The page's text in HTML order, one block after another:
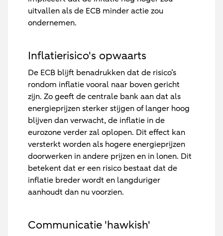
uitvallen als de ECB minder actie zou
ondernemen.
Inflatierisico's opwaarts
De ECB blijft benadrukken dat de risico’s
rondom inflatie vooral naar boven gericht
zijn. Zo geeft de centrale bank aan dat als
energieprijzen sterker stijgen of langer hoog
blijven dan verwacht, de inflatie in de
eurozone verder zal oplopen. Dit effect kan
versterkt worden als hogere energieprijzen
doorwerken in andere prijzen en in lonen. Dit
betekent dat er een risico bestaat dat de
inflatie breder wordt en langduriger
aanhoudt dan nu voorzien.
Communicatie 'hawkish'